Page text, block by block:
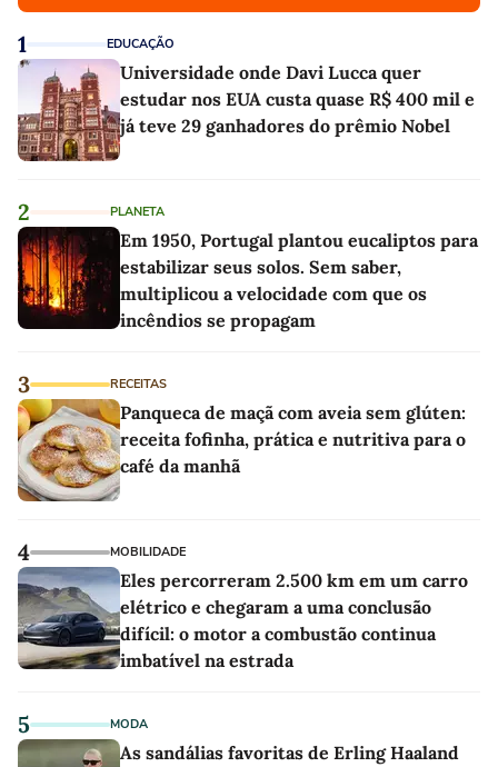
1 EDUCAÇÃO
Universidade onde Davi Lucca quer
estudar nos EUA custa quase R$ 400 mil e
já teve 29 ganhadores do prêmio Nobel
2 PLANETA
Em 1950, Portugal plantou eucaliptos para
estabilizar seus solos. Sem saber,
multiplicou a velocidade com que os
incêndios se propagam
3 RECEITAS
Panqueca de maçã com aveia sem glúten:
receita fofinha, prática e nutritiva para o
café da manhã
4 MOBILIDADE
Eles percorreram 2.500 km em um carro
elétrico e chegaram a uma conclusão
difícil: o motor a combustão continua
imbatível na estrada
5 MODA
As sandálias favoritas de Erling Haaland